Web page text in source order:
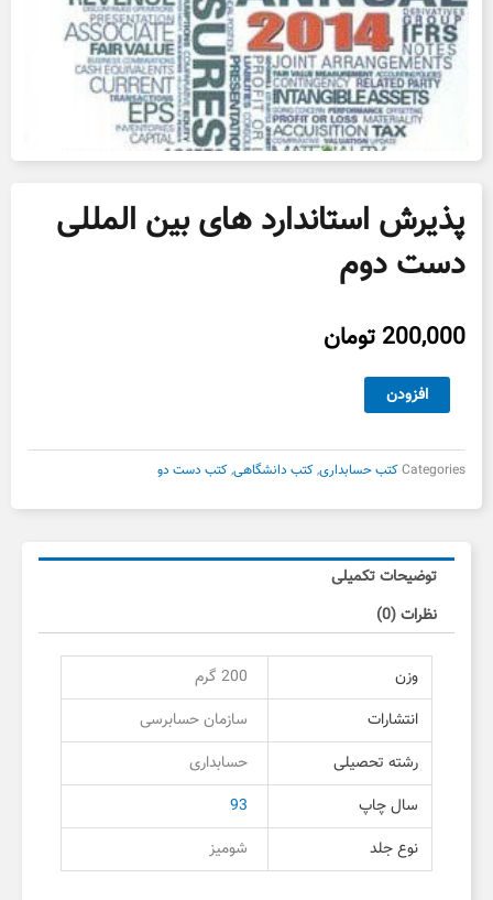
پذیرش استاندارد های بین المللی
دست دوم
200,000 تومان
پذیرش
استاندارد
بین
المللی
دست
عدد
افزودن
Categoriesکتب حسابداری,کتب دانشگاهی,کتب دست دو
توضیحات تکمیلی
نظرات (0)
وزن
200 گرم
انتشارات
سازمان حسابرسی
رشته تحصیلی
حسابداری
سال چاپ
93
نوع جلد
شومیز